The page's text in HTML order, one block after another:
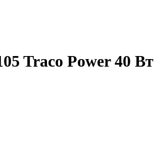
Traco Power 40 Вт